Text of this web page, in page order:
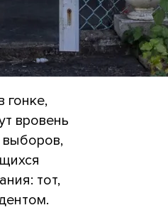
вровень
выборов,
тот,